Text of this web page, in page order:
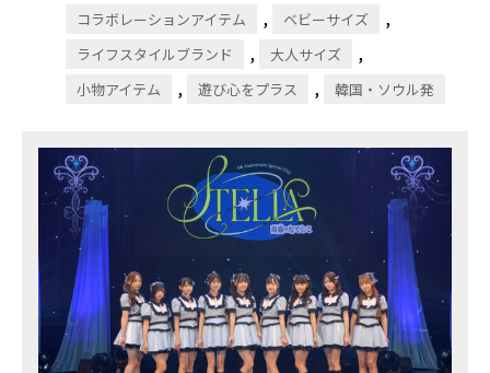
コラボレーションアイテム , ベビーサイズ ,
ライフスタイルブランド , 大人サイズ ,
小物アイテム , 遊び心をプラス , 韓国・ソウル発